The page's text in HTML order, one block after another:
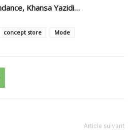
Khansa Yazidi…
concept store Mode
Article suivant